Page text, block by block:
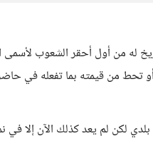
له من أول أحقر الشعوب لأسمى
تحط من قيمته بما تفعله في
لكن لم يعد كذلك الآن إلا في